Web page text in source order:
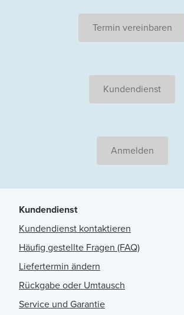
Termin vereinbaren
Kundendienst
Anmelden
Kundendienst
Kundendienst kontaktieren
Häufig gestellte Fragen (FAQ)
Liefertermin ändern
Rückgabe oder Umtausch
Service und Garantie